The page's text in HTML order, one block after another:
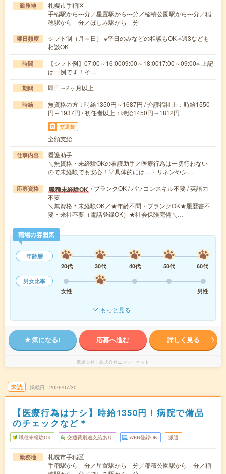
勤務地
札幌市手稲区
手稲駅から---分／星置駅から---分／稲積公園駅から---分／稲
穂駅から---分／ほしみ駅から---分
曜日頻度
シフト制（月～日） ※平日のみなどの相談もOK ※週3なども
相談OK
時間
【シフト例】07:00～16:0009:00～18:0017:00～09:00※ 上記
は一例です！そ…
期間 即日～2ヶ月以上
時給
無資格の方：時給1350円～1687円 / 介護福祉士：時給1550
円～1937円 / 初任者以上：時給1450円～1812円
交通費
全額支給
仕事内容
看護助手
＼無資格・未経験OKの看護助手／医療行為は一切行わない
ので未経験でも安心！▽具体的には…・リネンやシ…
応募資格 職種未経験OK / ブランクOK / パソコンスキル不要 / 英語力
不要
＼無資格＊未経験OK／★年齢不問・ブランクOK★履歴書不
要・来社不要（電話登録OK）★社会保険完備＼…
職場の雰囲気
年齢層
20代
30代 40代 50代
60代
男女比率
女性
男性
もっと見る
気になる! 応募へ進む 詳しく見る
派遣会社 株式会社ニッソーネット
未読 掲載日 2026/07/30
【医療行為はナシ】時給1350円！病院で備品
のチェックなど＊
職種未経験OK 交通費別途支給あり WEB登録OK 派遣
勤務地
札幌市手稲区
手稲駅から---分／星置駅から---分／稲積公園駅から---分／稲